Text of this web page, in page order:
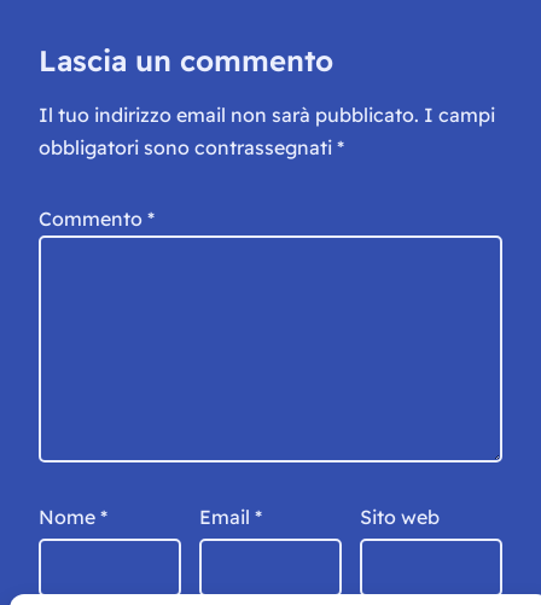
Lascia un commento
Il tuo indirizzo email non sarà pubblicato. I campi
obbligatori sono contrassegnati *
Commento *
Nome * Email * Sito web